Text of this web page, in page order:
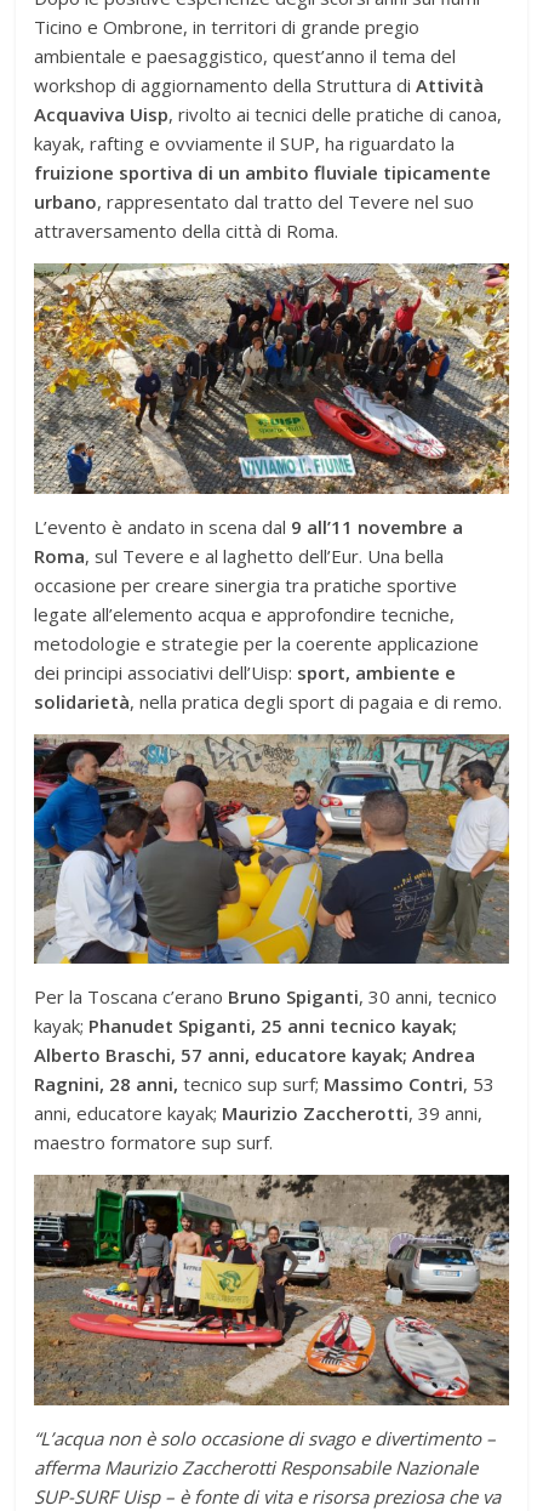
Ticino e Ombrone, in territori di grande pregio
ambientale e paesaggistico, quest’anno il tema del
workshop di aggiornamento della Struttura diAttività
Acquaviva Uisp, rivolto ai tecnici delle pratiche di canoa,
kayak, rafting e ovviamente il SUP, ha riguardato la
fruizione sportiva di un ambito fluviale tipicamente
urbano, rappresentato dal tratto del Tevere nel suo
attraversamento della città di Roma.
L’evento è andato in scena dal 9 all’11 novembre a
Roma, sul Tevere e al laghetto dell’Eur. Una bella
occasione per creare sinergia tra pratiche sportive
legate all’elemento acqua e approfondire tecniche,
metodologie e strategie per la coerente applicazione
dei principi associativi dell’Uisp: sport, ambiente e
solidarietà, nella pratica degli sport di pagaia e di remo.
Per la Toscana c’erano Bruno Spiganti, 30 anni, tecnico
kayak; Phanudet Spiganti, 25 anni tecnico kayak;
Alberto Braschi, 57 anni, educatore kayak; Andrea
Ragnini, 28 anni, tecnico sup surf; Massimo Contri, 53
anni, educatore kayak; Maurizio Zaccherotti, 39 anni,
maestro formatore sup surf.
“L’acqua non è solo occasione di svago e divertimento –
afferma Maurizio Zaccherotti Responsabile Nazionale
SUP-SURF Uisp – è fonte di vita e risorsa preziosa che va